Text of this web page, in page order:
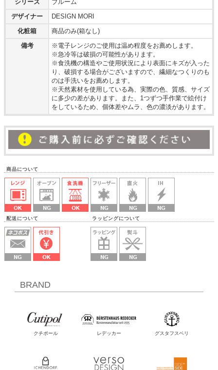
シリーズ
ブルーム
デザイナー
DESIGN MORI
化粧箱
商品のみ(箱なし)
備考
※電子レンジのご使用は温め程度をお薦めします。
※急冷等は破損の可能性があります。
※食洗機の構造やご使用状況により表面にキズが入った
り、破損する場合がございますので、繊細なつくりのも
のは手洗いをお薦めします。
※天然素材を使用している為、実際の色、質感、サイズ
に多少の差があります。また、1つずつ手作業で絵付け
をしているため、個体差やムラ、色の濃淡があります。
商品について
配送について ラッピングについて
BRAND
クチポール レデッカー グスタフスベリ